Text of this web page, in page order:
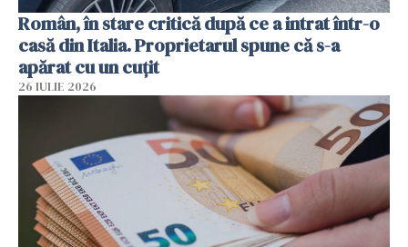
Român, în stare critică după ce a intrat într-o
casă din Italia. Proprietarul spune că s-a
apărat cu un cuțit
26 IULIE 2026